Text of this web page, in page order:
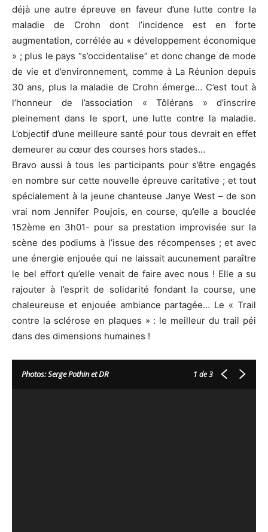
déjà une autre épreuve en faveur d’une lutte contre la
maladie de Crohn dont l’incidence est en forte
augmentation, corrélée au « développement économique
» ; plus le pays “s’occidentalise” et donc change de mode
de vie et d’environnement, comme à La Réunion depuis
30 ans, plus la maladie de Crohn émerge… C’est tout à
l’honneur de l’association « Tôlérans » d’inscrire
pleinement dans le sport, une lutte contre la maladie.
L’objectif d’une meilleure santé pour tous devrait en effet
demeurer au cœur des courses hors stades…
Bravo aussi à tous les participants pour s’être engagés
en nombre sur cette nouvelle épreuve caritative ; et tout
spécialement à la jeune chanteuse Janye West – de son
vrai nom Jennifer Poujois, en course, qu’elle a bouclée
152ème en 3h01- pour sa prestation improvisée sur la
scène des podiums à l’issue des récompenses ; et avec
une énergie enjouée qui ne laissait aucunement paraître
le bel effort qu’elle venait de faire avec nous ! Elle a su
rajouter à l’esprit de solidarité fondant la course, une
chaleureuse et enjouée ambiance partagée… Le « Trail
contre la sclérose en plaques » : le meilleur du trail péi
dans des dimensions humaines !
Photos: Serge Pothin et DR 1 de 3